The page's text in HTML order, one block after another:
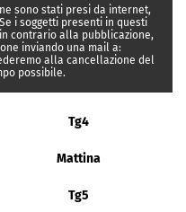
sono stati presi da internet,
i soggetti presenti in questi
contrario alla pubblicazione,
inviando una mail a:
alla cancellazione del
possibile.
Tg4
Mattina
Tg5